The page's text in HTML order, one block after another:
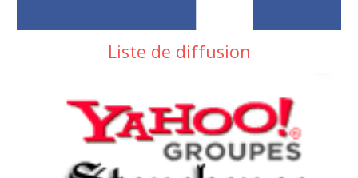
Liste de diffusion